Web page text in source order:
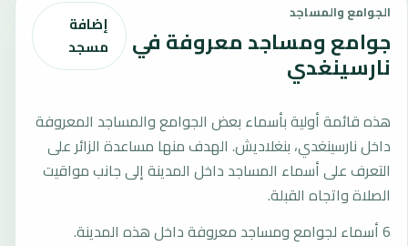
الجوامع والمساجد
جوامع ومساجد معروفة في
نارسينغدي
إضافة
مسجد
هذه قائمة أولية بأسماء بعض الجوامع والمساجد المعروفة
داخل نارسينغدي، بنغلاديش. الهدف منها مساعدة الزائر على
التعرف على أسماء المساجد داخل المدينة إلى جانب مواقيت
الصلاة واتجاه القبلة.
6 أسماء لجوامع ومساجد معروفة داخل هذه المدينة.